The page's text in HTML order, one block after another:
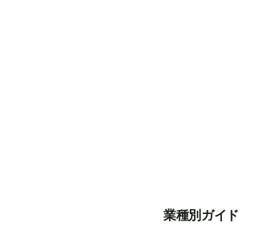
業種別ガイド